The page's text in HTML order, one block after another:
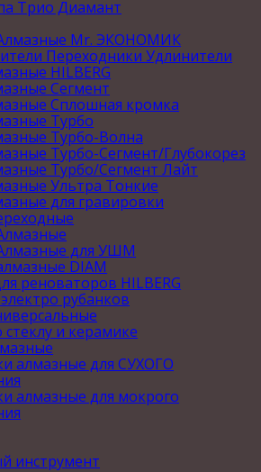
Трио Диамант
Mr. ЭКОНОМИК
Переходники Удлинители
HILBERG
Сегмент
Сплошная кромка
Турбо
Турбо-Волна
Турбо-Сегмент/Глубокорез
Турбо/Сегмент Лайт
Ультра Тонкие
для гравировки
для УШМ
DIAM
реноваторов HILBERG
рубанков
и керамике
алмазные для СУХОГО
алмазные для мокрого
инструмент